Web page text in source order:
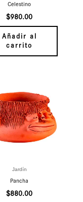
Celestino
$980.00
Añadir al
carrito
Jardín
Pancha
$880.00